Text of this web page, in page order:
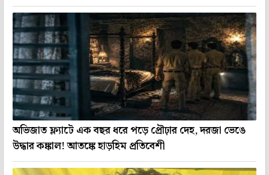
অভিজাত ফ্ল্যাটে এক বছর ধরে পড়ে প্রৌঢ়ার দেহ, দরজা ভেঙে
উদ্ধার কঙ্কাল! আতঙ্কে হাড়হিম প্রতিবেশী